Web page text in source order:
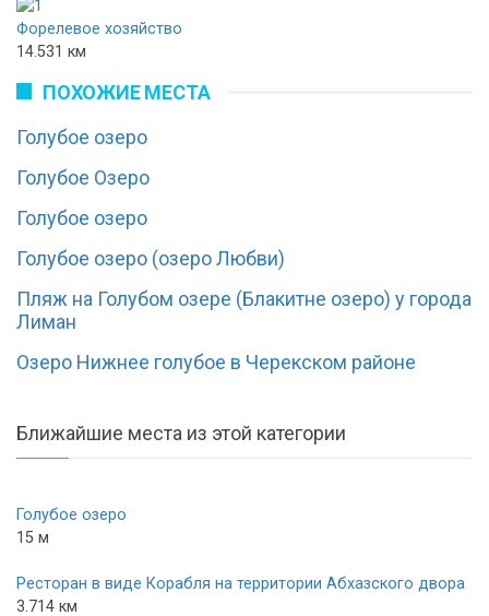
Форелевое хозяйство
14.531 км
ПОХОЖИЕ МЕСТА
Голубое озеро
Голубое Озеро
Голубое озеро
Голубое озеро (озеро Любви)
Пляж на Голубом озере (Блакитне озеро) у города
Лиман
Озеро Нижнее голубое в Черекском районе
Ближайшие места из этой категории
Голубое озеро
15 м
Ресторан в виде Корабля на территории Абхазского двора
3.714 км